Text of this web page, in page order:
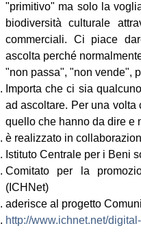
"primitivo" ma solo la
biodiversità culturale
commerciali. Ci piace
ascolta perché
"non passa", "non vende",
Importa che ci sia
ad ascoltare. Per una
quello che hanno da dire e
è realizzato in
Istituto Centrale per i Beni
Comitato per la
(ICHNet)
aderisce al progetto
http://www.ichnet.net/